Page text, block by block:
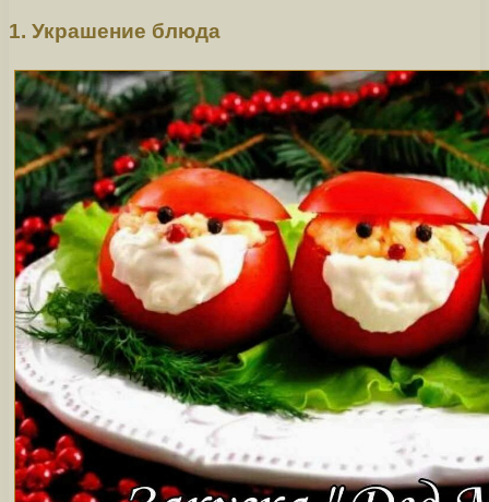
1. Украшение блюда